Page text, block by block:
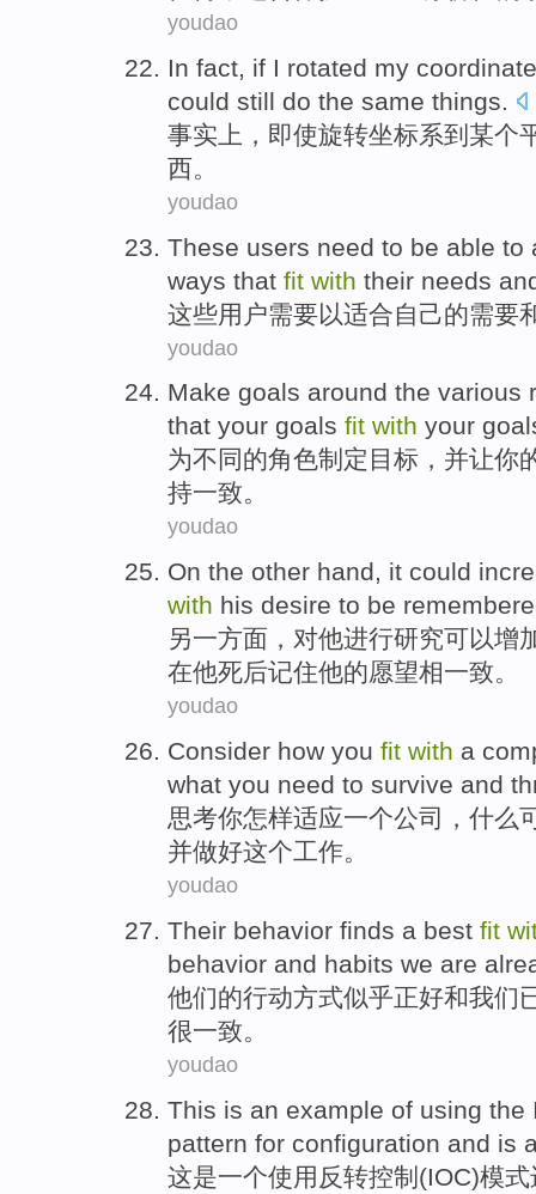
youdao
In fact, if I rotated my
could still do the same things.
事实上 ， 即使旋转坐标系到某个
西。
youdao
These users need to be able to
ways that fit with their needs
这些用户需要以适合自己的需要
youdao
Make goals around the various
that your goals fit with your
为不同的角色制定 目标 ， 并让你
持一致。
youdao
On the other hand, it could
with his desire to be
另一方面，对他进行研究可以增
在他死后记住他的愿望相一致。
youdao
Consider how you fit with a
what you need to survive and
思考你怎样适应一个公司 ， 什么
并做好这个工作。
youdao
Their behavior finds a best fit
behavior and habits we are
他们的行动方式似乎正好和我们
很一致。
youdao
This is an example of using the
pattern for configuration and is
这是一个使用 反转控制(IOC)模式